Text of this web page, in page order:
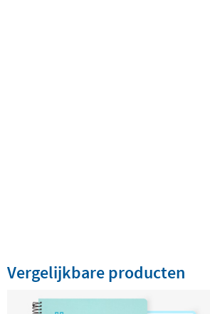
Vergelijkbare producten